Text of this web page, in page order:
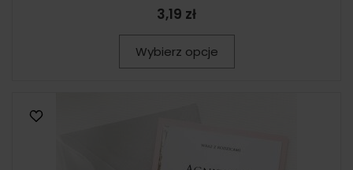
3,19 zł
Wybierz opcje